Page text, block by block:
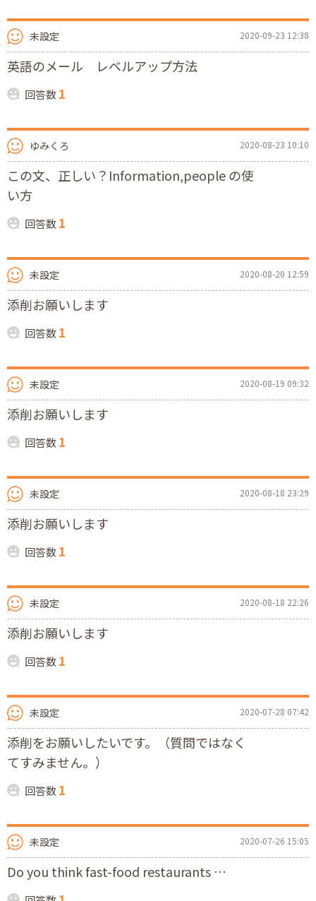
未設定 2020-09-23 12:38
英語のメール レベルアップ方法
回答数1
ゆみくろ 2020-08-23 10:10
この文、正しい？Information,people の使
い方
回答数1
未設定 2020-08-20 12:59
添削お願いします
回答数1
未設定 2020-08-19 09:32
添削お願いします
回答数1
未設定 2020-08-18 23:29
添削お願いします
回答数1
未設定 2020-08-18 22:26
添削お願いします
回答数1
未設定 2020-07-28 07:42
添削をお願いしたいです。（質問ではなく
てすみません。）
回答数1
未設定 2020-07-26 15:05
Do you think fast-food restaurants …